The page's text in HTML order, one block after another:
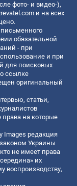
фото- и видео-),
и на всех
обязательной
- при
и при
для поисковых
ссылке
оригинальный
статьи,
на которые
Images редакция
Украины
не имеет права
их
воспроизводству,